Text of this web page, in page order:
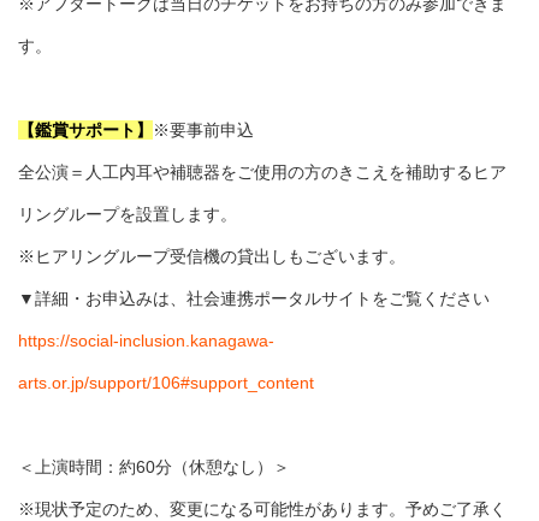
※アフタートークは当日のチケットをお持ちの方のみ参加できま
す。
【鑑賞サポート】 ※要事前申込
全公演＝人工内耳や補聴器をご使用の方のきこえを補助するヒア
リングループを設置します。
※ヒアリングループ受信機の貸出しもございます。
▼詳細・お申込みは、社会連携ポータルサイトをご覧ください
https://social-inclusion.kanagawa-
arts.or.jp/support/106#support_content
＜上演時間：約60分（休憩なし）＞
※現状予定のため、変更になる可能性があります。予めご了承く